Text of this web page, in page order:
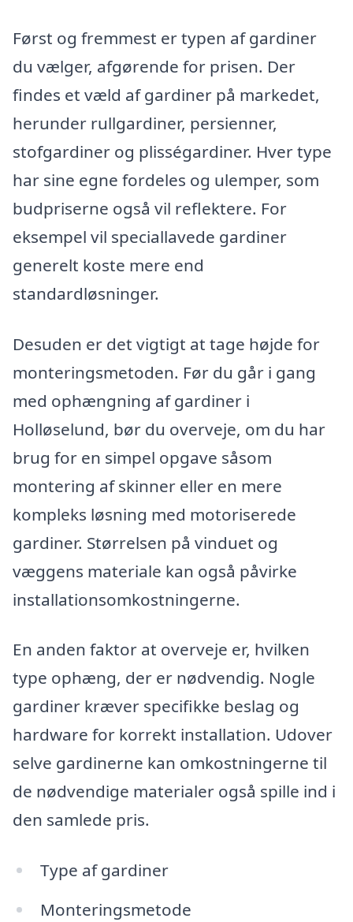
Først og fremmest er typen af gardiner
du vælger, afgørende for prisen. Der
findes et væld af gardiner på markedet,
herunder rullgardiner, persienner,
stofgardiner og plisségardiner. Hver type
har sine egne fordeles og ulemper, som
budpriserne også vil reflektere. For
eksempel vil speciallavede gardiner
generelt koste mere end
standardløsninger.
Desuden er det vigtigt at tage højde for
monteringsmetoden. Før du går i gang
med ophængning af gardiner i
Holløselund, bør du overveje, om du har
brug for en simpel opgave såsom
montering af skinner eller en mere
kompleks løsning med motoriserede
gardiner. Størrelsen på vinduet og
væggens materiale kan også påvirke
installationsomkostningerne.
En anden faktor at overveje er, hvilken
type ophæng, der er nødvendig. Nogle
gardiner kræver specifikke beslag og
hardware for korrekt installation. Udover
selve gardinerne kan omkostningerne til
de nødvendige materialer også spille ind i
den samlede pris.
Type af gardiner
Monteringsmetode